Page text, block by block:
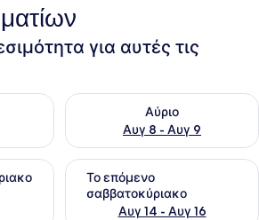
για αυτές τις
για απόψε Αυγ 7 - Αυγ 8
Αύριο
Αυγ 8 - Αυγ 9
Έλεγχος διαθεσιμότητας
για αυτό το σαββατοκύριακο
Το επόμενο
σαββατοκύριακο
Αυγ 14 - Αυγ 16
Έλεγχος διαθεσιμότητας